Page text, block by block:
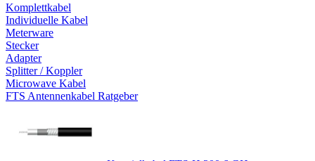
Komplettkabel
Individuelle Kabel
Meterware
Stecker
Adapter
Splitter / Koppler
Microwave Kabel
FTS Antennenkabel Ratgeber